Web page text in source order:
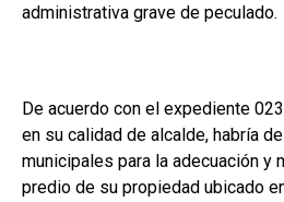
administrativa grave de peculado.
De acuerdo con el expediente
en su calidad de alcalde, habría
municipales para la adecuación y
predio de su propiedad ubicado